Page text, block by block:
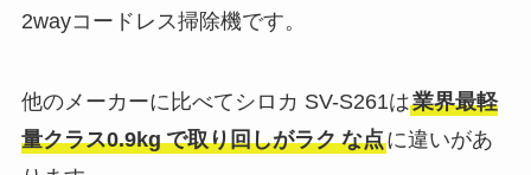
2wayコードレス掃除機です。
他のメーカーに比べてシロカ SV-S261は業界最軽
量クラス0.9kg で取り回しがラク な点に違いがあ